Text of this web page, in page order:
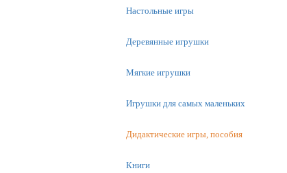
Настольные игры
Деревянные игрушки
Мягкие игрушки
Игрушки для самых маленьких
Дидактические игры, пособия
Книги